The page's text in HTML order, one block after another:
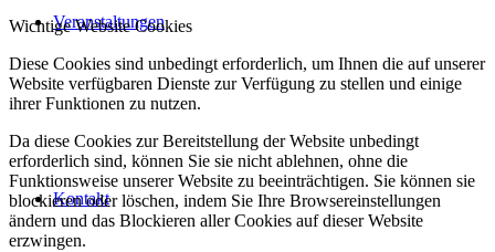
Veranstaltungen
Kontakt
Wichtige Website Cookies
Diese Cookies sind unbedingt erforderlich, um Ihnen die auf unserer
Website verfügbaren Dienste zur Verfügung zu stellen und einige
ihrer Funktionen zu nutzen.
Da diese Cookies zur Bereitstellung der Website unbedingt
erforderlich sind, können Sie sie nicht ablehnen, ohne die
Funktionsweise unserer Website zu beeinträchtigen. Sie können sie
blockieren oder löschen, indem Sie Ihre Browsereinstellungen
ändern und das Blockieren aller Cookies auf dieser Website
erzwingen.